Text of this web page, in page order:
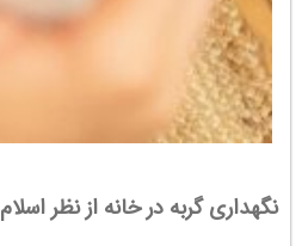
نگهداری گربه در خانه از نظر اسلام